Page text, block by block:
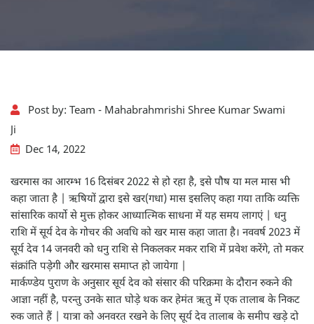
Post by: Team - Mahabrahmrishi Shree Kumar Swami
Ji
Dec 14, 2022
खरमास का आरम्भ 16 दिसंबर 2022 से हो रहा है, इसे पौष या मल मास भी
कहा जाता है | ऋषियों द्वारा इसे खर(गधा) मास इसलिए कहा गया ताकि व्यक्ति
सांसारिक कार्यो से मुक्त होकर आध्यात्मिक साधना में यह समय लागएं | धनु
राशि में सूर्य देव के गोचर की अवधि को खर मास कहा जाता है। नववर्ष 2023 में
सूर्य देव 14 जनवरी को धनु राशि से निकलकर मकर राशि में प्रवेश करेंगे, तो मकर
संक्रांति पड़ेगी और खरमास समाप्त हो जायेगा |
मार्कण्डेय पुराण के अनुसार सूर्य देव को संसार की परिक्रमा के दौरान रुकने की
आज्ञा नहीं है, परन्तु उनके सात घोड़े थक कर हेमंत ऋतु में एक तालाब के निकट
रुक जाते हैं | यात्रा को अनवरत रखने के लिए सूर्य देव तालाब के समीप खड़े दो